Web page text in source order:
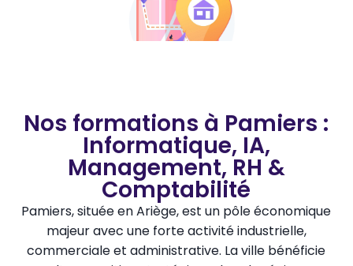
Nos formations à Pamiers :
Informatique, IA,
Management, RH &
Comptabilité
Pamiers, située en Ariège, est un pôle économique
majeur avec une forte activité industrielle,
commerciale et administrative. La ville bénéficie